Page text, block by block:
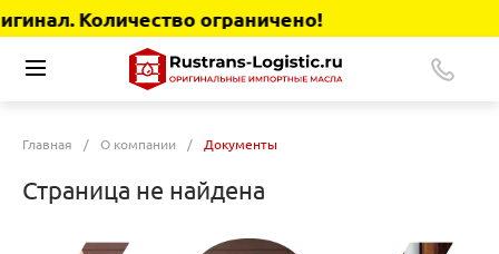
Количество ограничено!
Главная / О компании / Документы
Страница не найдена